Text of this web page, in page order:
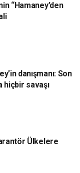
“Hamaney’den
danışmanı: Son
hiçbir savaşı
Ülkelere